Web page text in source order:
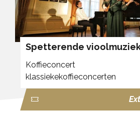
Spetterende
Koffieconcert
klassiekekoffieconcerten